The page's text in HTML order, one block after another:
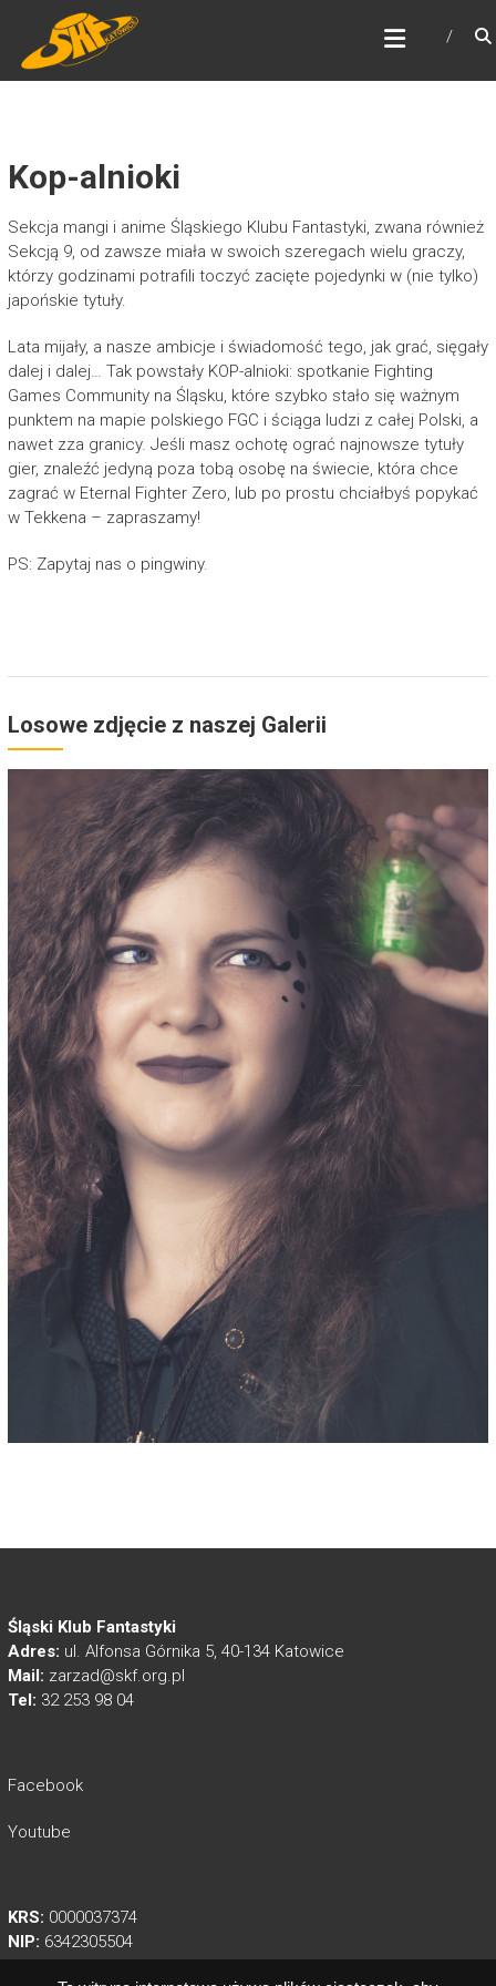
content
ŚLĄSKI KLUB FANTASTYKI
Najstarszy klub fantastyki w Polsce
Kop-alnioki
Sekcja mangi i anime Śląskiego Klubu Fantastyki, zwana również
Sekcją 9, od zawsze miała w swoich szeregach wielu graczy,
którzy godzinami potrafili toczyć zacięte pojedynki w (nie tylko)
japońskie tytuły.
Lata mijały, a nasze ambicje i świadomość tego, jak grać, sięgały
dalej i dalej… Tak powstały KOP-alnioki: spotkanie Fighting
Games Community na Śląsku, które szybko stało się ważnym
punktem na mapie polskiego FGC i ściąga ludzi z całej Polski, a
nawet zza granicy. Jeśli masz ochotę ograć najnowsze tytuły
gier, znaleźć jedyną poza tobą osobę na świecie, która chce
zagrać w Eternal Fighter Zero, lub po prostu chciałbyś popykać
w Tekkena – zapraszamy!
PS: Zapytaj nas o pingwiny.
Losowe zdjęcie z naszej Galerii
Śląski Klub Fantastyki
Adres: ul. Alfonsa Górnika 5, 40-134 Katowice
Mail: zarzad@skf.org.pl
Tel: 32 253 98 04
Facebook
Youtube
KRS: 0000037374
NIP: 6342305504